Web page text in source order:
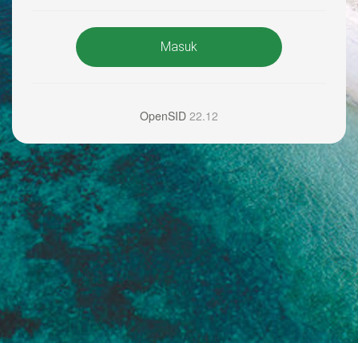
Masuk
OpenSID 22.12